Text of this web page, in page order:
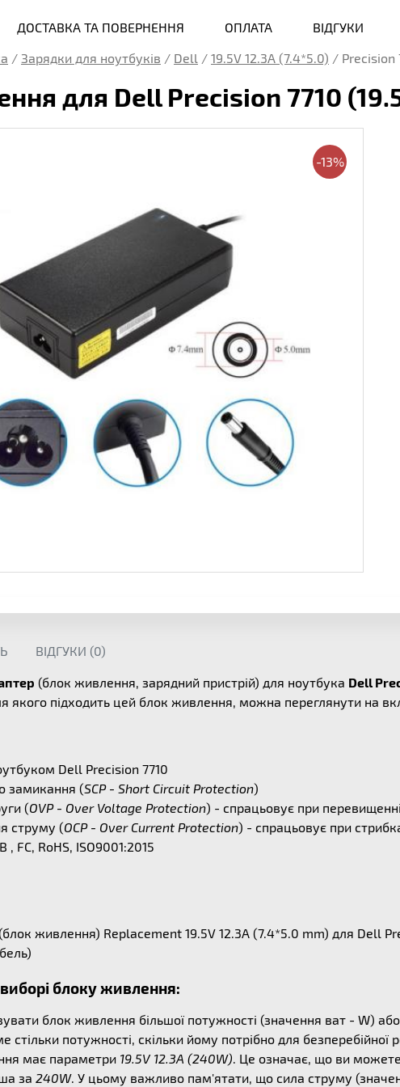
ДОСТАВКА ТА ПОВЕРНЕННЯ ОПЛАТА ВІДГУКИ
/ Зарядки для ноутбуків / Dell / 19.5V 12.3A (7.4*5.0) / Precision
для Dell Precision 7710
-13%
ВІДГУКИ (0)
(блок живлення, зарядний пристрій) для ноутбука Dell
якого підходить цей блок живлення, можна переглянути на
Dell Precision 7710
замикання (SCP - Short Circuit Protection)
(OVP - Over Voltage Protection) - спрацьовує при
струму (OCP - Over Current Protection) - спрацьовує при
, FC, RoHS, ISO9001:2015
живлення) Replacement 19.5V 12.3A (7.4*5.0 mm) для Dell
блоку живлення:
блок живлення більшої потужності (значення ват - W)
стільки потужності, скільки йому потрібно для
має параметри 19.5V 12.3A (240W). Це означає, що ви
за 240W. У цьому важливо пам'ятати, що сила струму